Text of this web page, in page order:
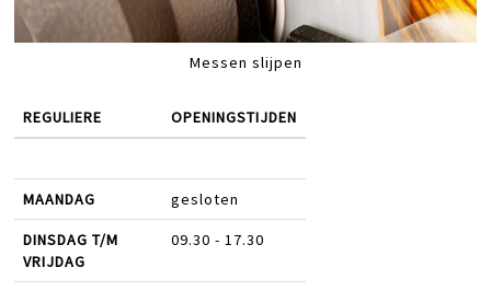
Messen slijpen
REGULIERE OPENINGSTIJDEN
MAANDAG gesloten
DINSDAG T/M
VRIJDAG
09.30 - 17.30